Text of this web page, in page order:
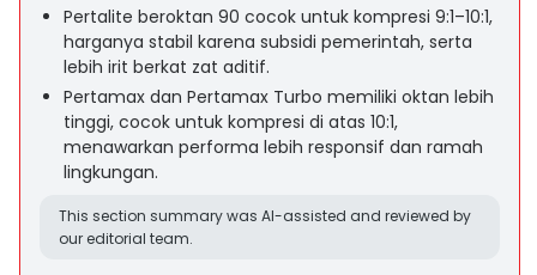
Pertalite beroktan 90 cocok untuk kompresi 9:1–10:1,
harganya stabil karena subsidi pemerintah, serta
lebih irit berkat zat aditif.
Pertamax dan Pertamax Turbo memiliki oktan lebih
tinggi, cocok untuk kompresi di atas 10:1,
menawarkan performa lebih responsif dan ramah
lingkungan.
This section summary was AI-assisted and reviewed by
our editorial team.